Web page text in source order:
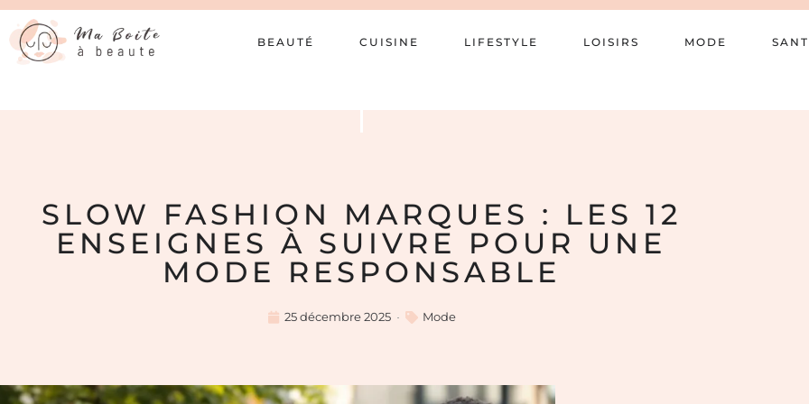
BEAUTÉ CUISINE LIFESTYLE LOISIRS MODE
SLOW FASHION MARQUES : LES 12
ENSEIGNES À SUIVRE POUR UNE
MODE RESPONSABLE
25 décembre 2025 Mode